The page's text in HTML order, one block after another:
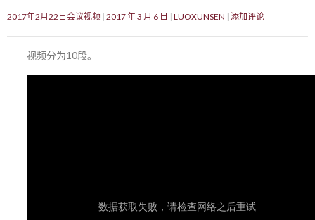
2017年2月22日会议视频 2017 年 3 月 6 日 LUOXUNSEN 添加评论
视频分为10段。